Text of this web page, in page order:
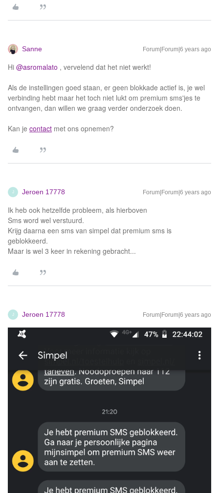
Sanne Forum|Forum|6 years ago
Hi @asromalato , vervelend dat het niet werkt!
Als de instellingen goed staan, er geen blokkade actief is, je wel
verbinding hebt maar het toch niet lukt om premium sms'jes te
ontvangen, dan willen we graag verder onderzoek doen.
Kan je contact met ons opnemen?
J Jeroen 17778 Forum|Forum|6 years ago
Ik heb ook hetzelfde probleem, als hierboven
Sms word wel verstuurd.
Krijg daarna een sms van simpel dat premium sms is
geblokkeerd.
Maar is wel 3 keer in rekening gebracht...
J Jeroen 17778 Forum|Forum|6 years ago